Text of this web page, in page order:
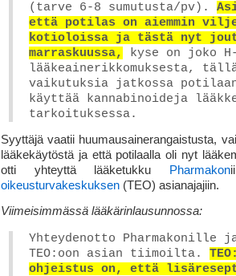
(tarve 6-8 sumutusta/pv).
että potilas on aiemmin
kotioloissa ja tästä nyt
marraskuussa,
kyse on joko
lääke­aine­rikkomuksesta,
vaikutuksia jatkossa
käyttää kannabinoideja
tarkoituksessa.
Syyttäjä vaatii huumausainerangaistusta,
lääkekäytöstä ja että potilaalla oli nyt
otti yhteyttä lääketukku
Pharmakon
oikeusturvakeskuksen (TEO) asianajajiin.
Viimeisimmässä lääkärinlausunnossa:
Yhteydenotto Pharmakonille
TEO:oon asian tiimoilta.
ohjeistus on, että